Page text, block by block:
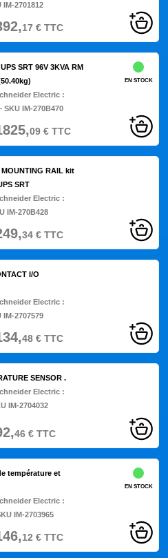
IM-2701812
17 €TTC
SRT 96V 3KVA RM
Electric :
SKU IM-270B470
EN STOCK
09€TTC
MOUNTING RAIL kit
SRT
Electric :
IM-270B428
34€TTC
I/O
Electric :
IM-2707579
48€TTC
SENSOR .
Electric :
IM-2704032
46€TTC
température et
Electric :
IM-2703965
EN STOCK
12 €TTC